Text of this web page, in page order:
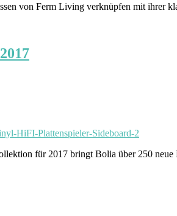
von Ferm Living verknüpfen mit ihrer
für 2017 bringt Bolia über 250